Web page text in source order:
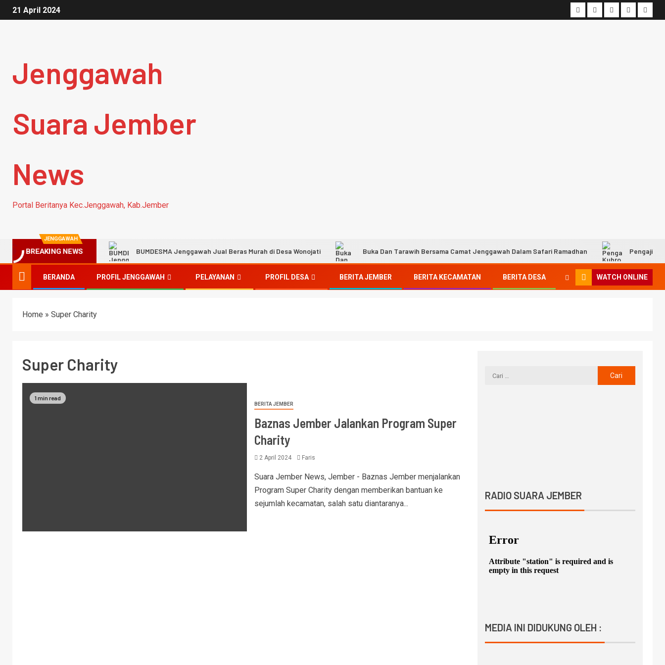
21 April 2024
Jenggawah
Suara Jember
News
Portal Beritanya Kec.Jenggawah, Kab.Jember
JENGGAWAH
BREAKING NEWS BUMDESMA Jenggawah Jual Beras Murah di Desa Wonojati Buka Dan Tarawih Bersama Camat Jenggawah Dalam Safari Ramadhan Pengajian
BERANDA PROFIL JENGGAWAH PELAYANAN PROFIL DESA BERITA JEMBER BERITA KECAMATAN BERITA DESA WATCH ONLINE
Home » Super Charity
Super Charity
1 min read
BERITA JEMBER
Baznas Jember Jalankan Program Super
Charity
2 April 2024 Faris
Suara Jember News, Jember - Baznas Jember menjalankan
Program Super Charity dengan memberikan bantuan ke
sejumlah kecamatan, salah satu diantaranya...
RADIO SUARA JEMBER
MEDIA INI DIDUKUNG OLEH :